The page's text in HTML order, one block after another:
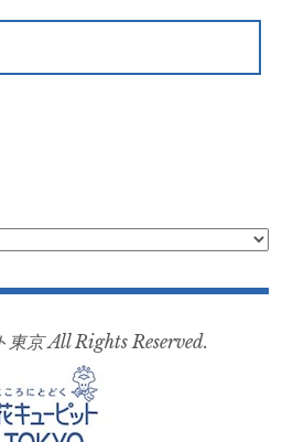
東京 All Rights Reserved.